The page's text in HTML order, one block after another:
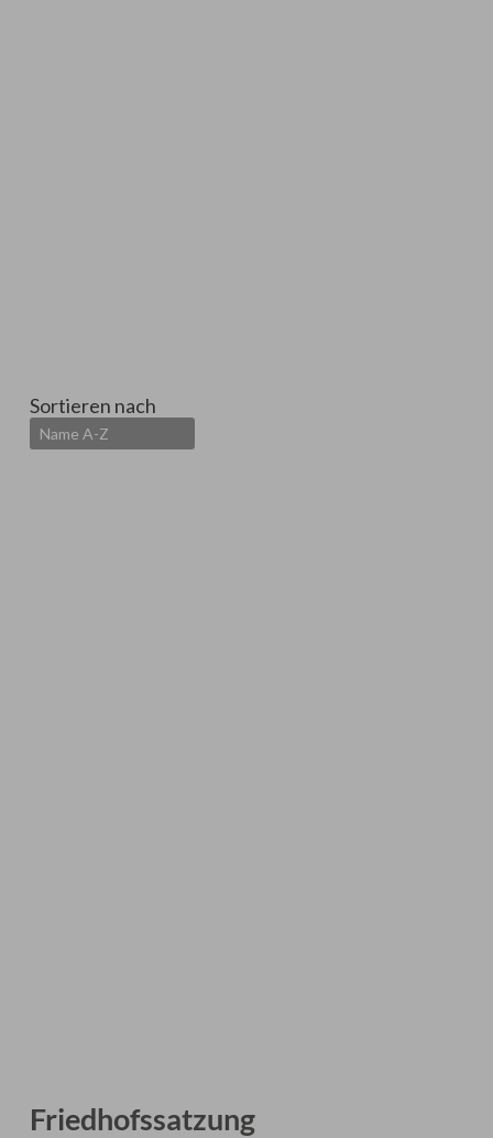
Sortieren nach
Friedhofssatzung